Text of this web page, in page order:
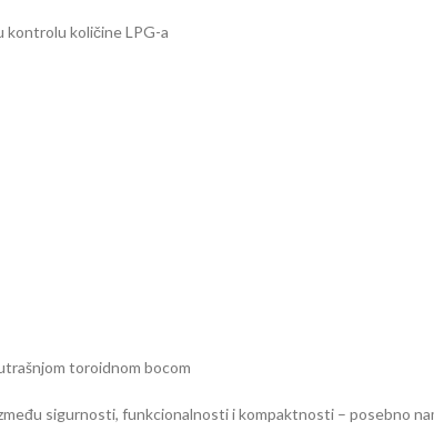
kontrolu količine LPG-a
toroidnom bocom
sigurnosti, funkcionalnosti i kompaktnosti – posebno